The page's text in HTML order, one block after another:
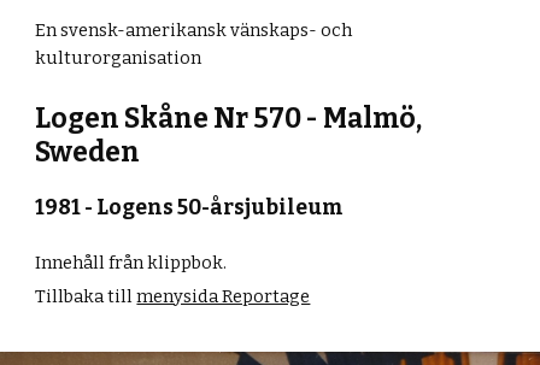
En svensk-amerikansk vänskaps- och
kulturorganisation
Logen Skåne Nr 570 - Malmö,
Sweden
1981 - Logens 50-årsjubileum
Innehåll från klippbok.
Tillbaka tillmenysida Reportage